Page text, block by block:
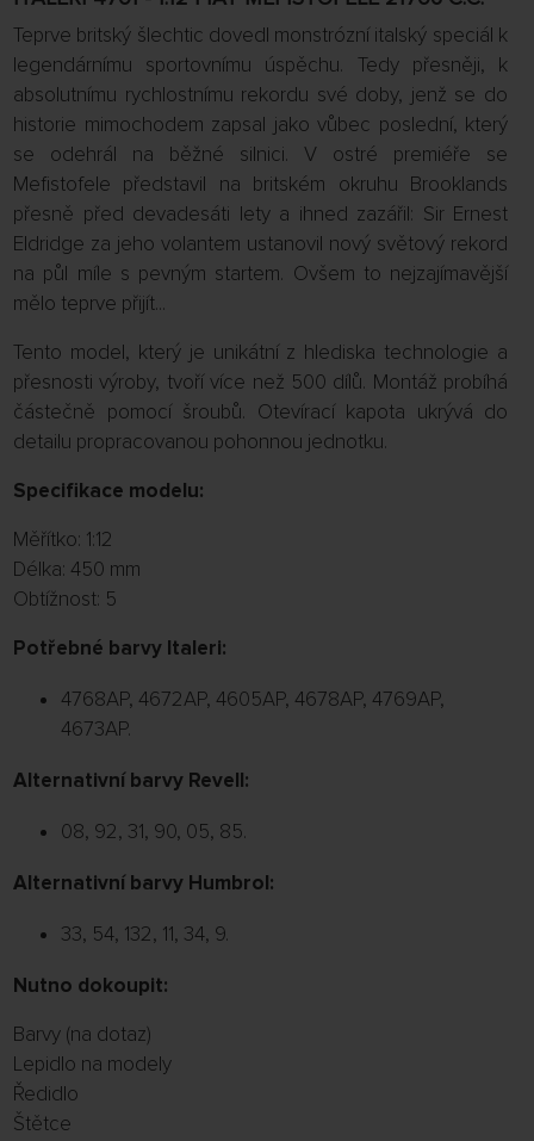
Teprve britský šlechtic dovedl monstrózní italský speciál k
legendárnímu sportovnímu úspěchu. Tedy přesněji, k
absolutnímu rychlostnímu rekordu své doby, jenž se do
historie mimochodem zapsal jako vůbec poslední, který
se odehrál na běžné silnici. V ostré premiéře se
Mefistofele představil na britském okruhu Brooklands
přesně před devadesáti lety a ihned zazářil: Sir Ernest
Eldridge za jeho volantem ustanovil nový světový rekord
na půl míle s pevným startem. Ovšem to nejzajímavější
mělo teprve přijít...
Tento model, který je unikátní z hlediska technologie a
přesnosti výroby, tvoří více než 500 dílů. Montáž probíhá
částečně pomocí šroubů. Otevírací kapota ukrývá do
detailu propracovanou pohonnou jednotku.
Specifikace modelu:
Měřítko: 1:12
Délka: 450 mm
Obtížnost: 5
Potřebné barvy Italeri:
4768AP, 4672AP, 4605AP, 4678AP, 4769AP,
4673AP.
Alternativní barvy Revell:
08, 92, 31, 90, 05, 85.
Alternativní barvy Humbrol:
33, 54, 132, 11, 34, 9.
Nutno dokoupit:
Barvy (na dotaz)
Lepidlo na modely
Ředidlo
Štětce